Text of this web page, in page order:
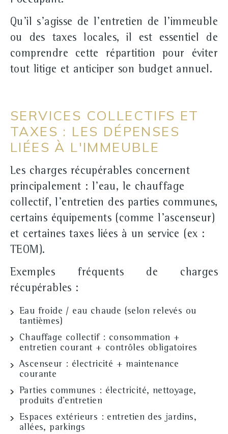
Qu'il s'agisse de l'entretien de l'immeuble
ou des taxes locales, il est essentiel de
comprendre cette répartition pour éviter
tout litige et anticiper son budget annuel.
SERVICES COLLECTIFS ET
TAXES : LES DÉPENSES
LIÉES À L'IMMEUBLE
Les charges récupérables concernent
principalement : l'eau, le chauffage
collectif, l'entretien des parties communes,
certains équipements (comme l'ascenseur)
et certainestaxes liées à un service (ex :
TEOM ).
Exemples fréquents de charges
récupérables :
Eau froide / eau chaude (selon relevés ou
tantièmes)
Chauffage collectif : consommation +
entretien courant + contrôles obligatoires
Ascenseur : électricité + maintenance
courante
Parties communes : électricité, nettoyage,
produits d'entretien
Espaces extérieurs : entretien des jardins,
allées, parkings